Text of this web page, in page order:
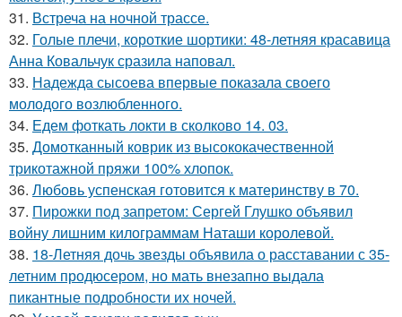
31. Встреча на ночной трассе.
32. Голые плечи, короткие шортики: 48-летняя красавица
Анна Ковальчук сразила наповал.
33. Надежда сысоева впервые показала своего
молодого возлюбленного.
34. Едем фоткать локти в сколково 14. 03.
35. Домотканный коврик из высококачественной
трикотажной пряжи 100% хлопок.
36. Любовь успенская готовится к материнству в 70.
37. Пирожки под запретом: Сергей Глушко объявил
войну лишним килограммам Наташи королевой.
38. 18-Летняя дочь звезды объявила о расставании с 35-
летним продюсером, но мать внезапно выдала
пикантные подробности их ночей.